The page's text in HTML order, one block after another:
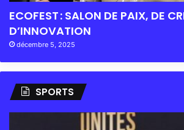
ECOFEST : SALON DE PAIX, DE
D’INNOVATION
décembre 5, 2025
SPORTS